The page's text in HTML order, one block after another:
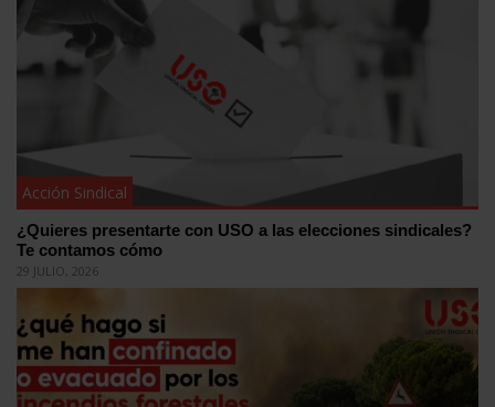
Acción Sindical
¿Quieres presentarte con USO a las elecciones sindicales?
Te contamos cómo
29 JULIO, 2026